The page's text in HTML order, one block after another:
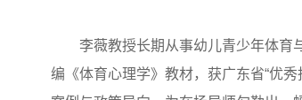
李薇教授长期从事幼儿青少年体育
编《体育心理学》教材，获广东省“优